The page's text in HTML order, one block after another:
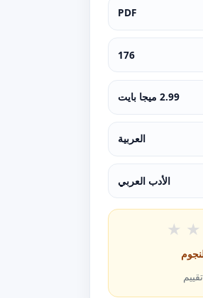
PDF
176
2.99 ميجا بايت
العربية
الأدب العربي
★ ★
تقييم